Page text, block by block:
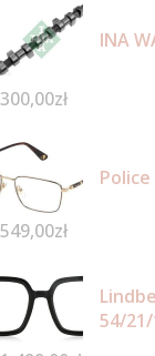
INA
300,00zł
549,00zł
54/